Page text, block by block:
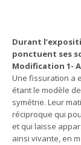
Durant
ponctuent ses
Modification 1-
Une fissuration a
étant le modèle
symétrie. Leur
réciproque qui
et qui laisse
ainsi vivante, en